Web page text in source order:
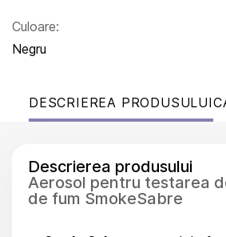
Culoare:
Negru
DESCRIEREA PRODUSULUI
Descrierea produsului
Aerosol pentru testarea
de fum SmokeSabre